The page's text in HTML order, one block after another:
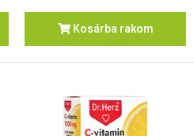
Kosárba rakom